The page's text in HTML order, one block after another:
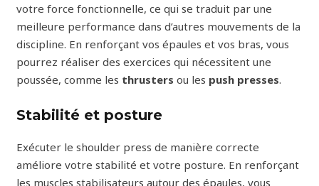
votre force fonctionnelle, ce qui se traduit par une
meilleure performance dans d’autres mouvements de la
discipline. En renforçant vos épaules et vos bras, vous
pourrez réaliser des exercices qui nécessitent une
poussée, comme les thrusters ou les push presses.
Stabilité et posture
Exécuter le shoulder press de manière correcte
améliore votre stabilité et votre posture. En renforçant
les muscles stabilisateurs autour des épaules, vous